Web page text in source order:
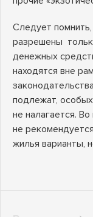
Следует
разрешены
денежных
находятся вне
подлежат,
не налагается.
не
жилья варианты,